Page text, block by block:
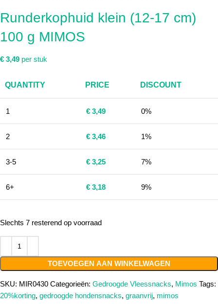
Runderkophuid klein (12-17 cm)
100 g MIMOS
€ 3,49 per stuk
QUANTITY PRICE DISCOUNT
1 € 3,49 0%
2 € 3,46 1%
3-5 € 3,25 7%
6+ € 3,18 9%
Slechts 7 resterend op voorraad
TOEVOEGEN AAN WINKELWAGEN
SKU: MIR0430 Categorieën: Gedroogde Vleessnacks, Mimos Tags:
20%korting, gedroogde hondensnacks, graanvrij, mimos